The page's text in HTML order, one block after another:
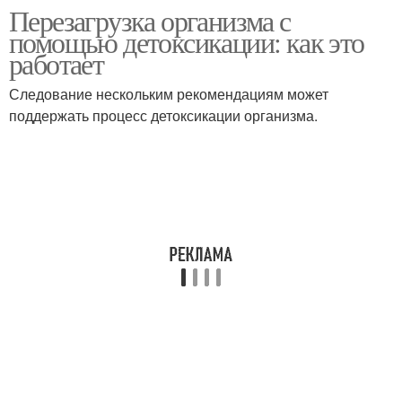
Токсины из организма
Перезагрузка организма с
помощью детоксикации: как это
работает
Следование нескольким рекомендациям может
поддержать процесс детоксикации организма.